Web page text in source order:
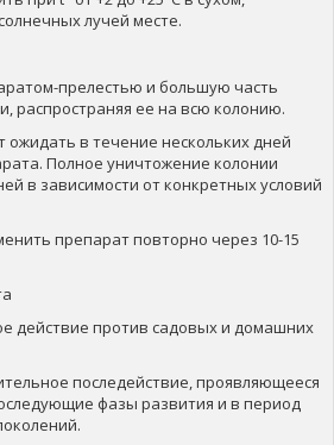
лучей месте.
прелестью и большую часть
распространяя ее на всю колонию.
ожидать в течение нескольких дней
Полное уничтожение колонии
в зависимости от конкретных условий
препарат повторно через 10-15
действие против садовых и домашних
последействие, проявляющееся
фазы развития и в период